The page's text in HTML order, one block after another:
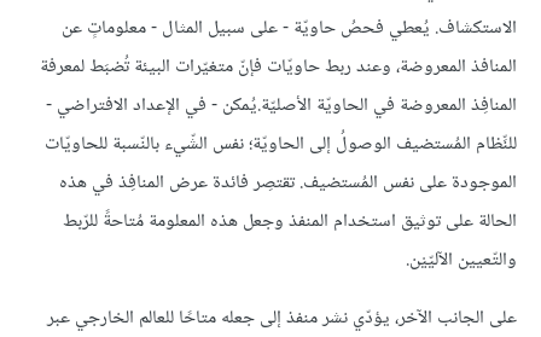
الاستكشاف. يُعطي فحصُ حاويّة - على سبيل المثال - معلوماتٍ عن
المنافذ المعروضة، وعند ربط حاويّات فإنّ متغيّرات البيئة تُضبَط لمعرفة
المنافِذ المعروضة في الحاويّة الأصليّة.يُمكن - في الإعداد الافتراضي -
للنِّظام المُستضيف الوصولُ إلى الحاويّة؛ نفس الشّيء بالنّسبة للحاويّات
الموجودة على نفس المُستضيف. تقتصِر فائدة عرض المنافِذ في هذه
الحالة على توثيق استخدام المنفذ وجعل هذه المعلومة مُتاحةً للرّبط
والتّعيين الآليّيْن.
على الجانب الآخر، يؤدّي نشر منفذ إلى جعله متاحًا للعالم الخارجي عبر